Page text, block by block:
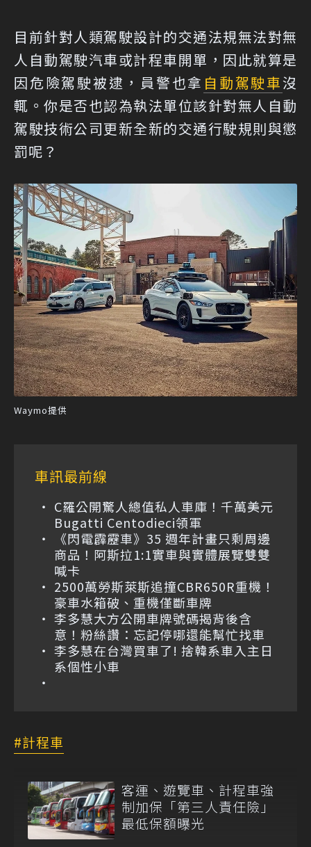
目前針對人類駕駛設計的交通法規無法對無
人自動駕駛汽車或計程車開單，因此就算是
因危險駕駛被逮，員警也拿 自動駕駛車沒
輒。你是否也認為執法單位該針對無人自動
駕駛技術公司更新全新的交通行駛規則與懲
罰呢？
Waymo提供
車訊最前線
C羅公開驚人總值私人車庫！千萬美元
Bugatti Centodieci領軍
《閃電霹靂車》35 週年計畫只剩周邊
商品！阿斯拉1:1實車與實體展覽雙雙
喊卡
2500萬勞斯萊斯追撞CBR650R重機！
豪車水箱破、重機僅斷車牌
李多慧大方公開車牌號碼揭背後含
意！粉絲讚：忘記停哪還能幫忙找車
李多慧在台灣買車了! 捨韓系車入主日
系個性小車
計程車
客運、遊覽車、計程車強
制加保「第三人責任險」
最低保額曝光